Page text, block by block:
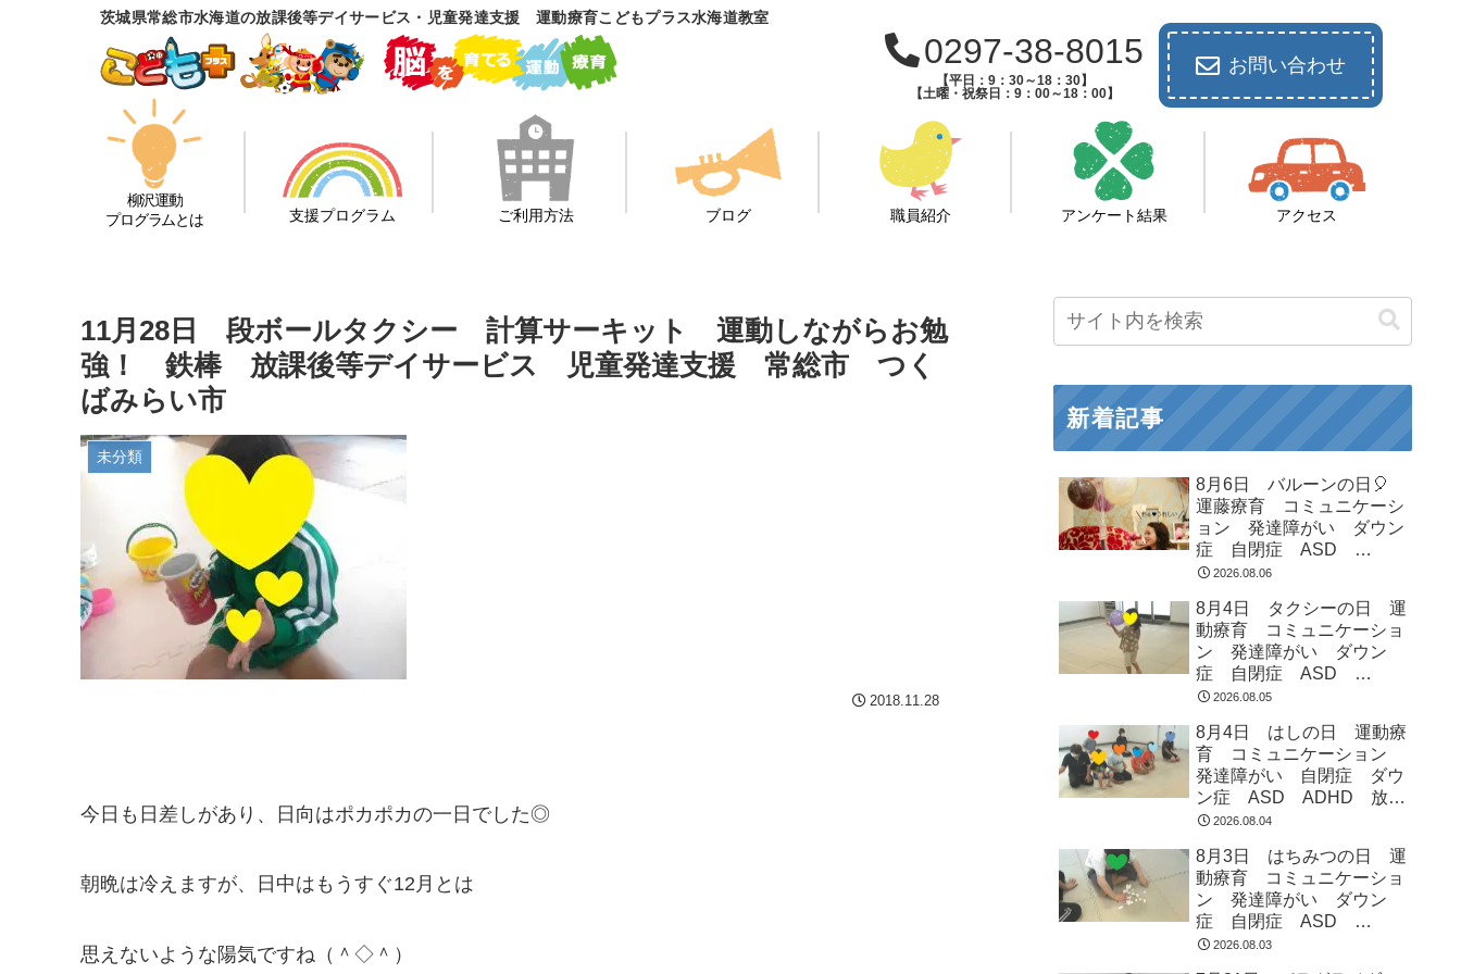
茨城県常総市水海道の放課後等デイサービス・児童発達支援 運動療育こどもプラス水海道教室
0297-38-8015
【平日：9：30～18：30】
【土曜・祝祭日：9：00～18：00】
お問い合わせ
柳沢運動
プログラムとは
支援プログラム ご利用方法 ブログ 職員紹介 アンケート結果 アクセス
11月28日 段ボールタクシー 計算サーキット 運動しながらお勉
強！ 鉄棒 放課後等デイサービス 児童発達支援 常総市 つく
ばみらい市
未分類
2018.11.28
今日も日差しがあり、日向はポカポカの一日でした◎
朝晩は冷えますが、日中はもうすぐ12月とは
思えないような陽気ですね（＾◇＾）
新着記事
8月6日 バルーンの日🎈
運藤療育 コミュニケーシ
ョン 発達障がい ダウン
症 自閉症 ASD
ADHD 児童発達支援 放
市 つくばみらい市 坂東
市 守谷市
2026.08.06
8月4日 タクシーの日 運
動療育 コミュニケーショ
ン 発達障がい ダウン
症 自閉症 ASD
ADHD 児童発達支援 放
市 つくばみらい市 坂東
市 守谷市
2026.08.05
8月4日 はしの日 運動療
育 コミュニケーション
発達障がい 自閉症 ダウ
ン症 ASD ADHD 放課
後等デイサービス 児童発
らい市 坂東市 守谷市
2026.08.04
8月3日 はちみつの日 運
動療育 コミュニケーショ
ン 発達障がい ダウン
症 自閉症 ASD
ADHD 児童発達支援 放
2026.08.03